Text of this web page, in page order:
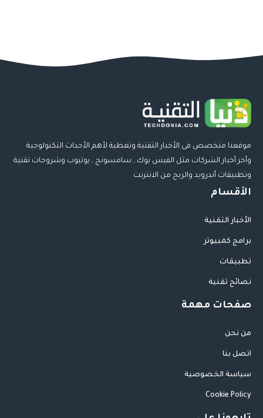
موقعنا متخصص فى الأخبار التقنية وتغطية لأهم الأحداث التكنولوجية
وأخر أخبار الشركات مثل الفيس بوك , سامسونج , يوتيوب وشروحات تقنية
وتطبيقات أندرويد والربح من الانترنت
الأقسام
الأخبار التقنية
برامج كمبيوتر
تطبيقات
نصائح تقنية
صفحات مهمة
من نحن
اتصل بنا
سياسة الخصوصية
Cookie Policy